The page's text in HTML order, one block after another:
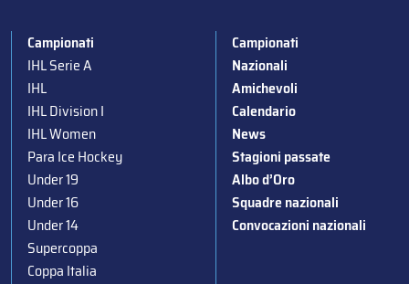
Campionati
IHL Serie A
IHL
IHL Division I
IHL Women
Para Ice Hockey
Under 19
Under 16
Under 14
Supercoppa
Coppa Italia
Campionati
Nazionali
Amichevoli
Calendario
News
Stagioni passate
Albo d’Oro
Squadre nazionali
Convocazioni nazionali